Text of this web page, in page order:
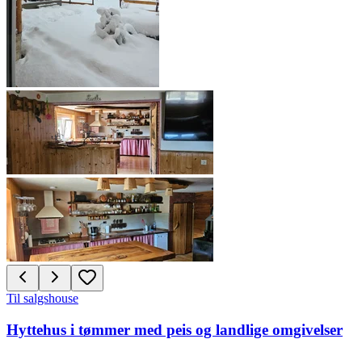
Til salgshouse
Hyttehus i tømmer med peis og landlige omgivelser